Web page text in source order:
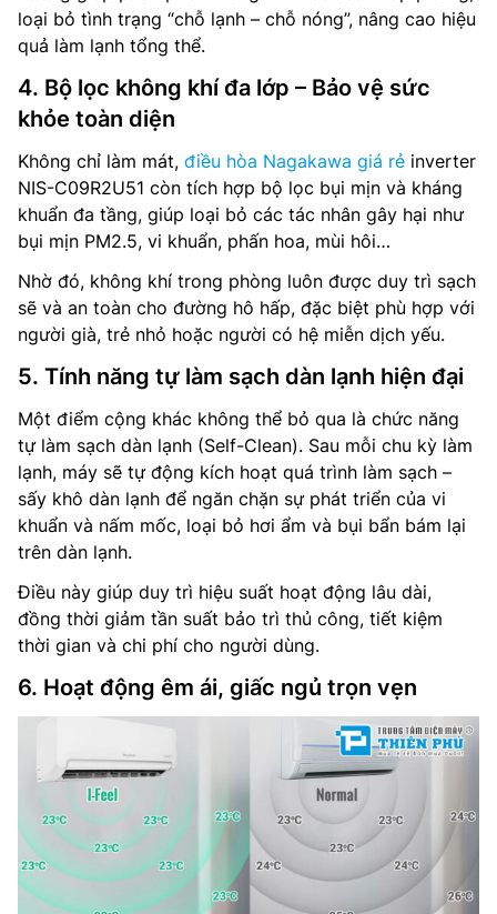
loại bỏ tình trạng “chỗ lạnh – chỗ nóng”, nâng cao hiệu
quả làm lạnh tổng thể.
4. Bộ lọc không khí đa lớp – Bảo vệ sức
khỏe toàn diện
Không chỉ làm mát, điều hòa Nagakawa giá rẻ inverter
NIS-C09R2U51 còn tích hợp bộ lọc bụi mịn và kháng
khuẩn đa tầng, giúp loại bỏ các tác nhân gây hại như
bụi mịn PM2.5, vi khuẩn, phấn hoa, mùi hôi…
Nhờ đó, không khí trong phòng luôn được duy trì sạch
sẽ và an toàn cho đường hô hấp, đặc biệt phù hợp với
người già, trẻ nhỏ hoặc người có hệ miễn dịch yếu.
5. Tính năng tự làm sạch dàn lạnh hiện đại
Một điểm cộng khác không thể bỏ qua là chức năng
tự làm sạch dàn lạnh (Self-Clean). Sau mỗi chu kỳ làm
lạnh, máy sẽ tự động kích hoạt quá trình làm sạch –
sấy khô dàn lạnh để ngăn chặn sự phát triển của vi
khuẩn và nấm mốc, loại bỏ hơi ẩm và bụi bẩn bám lại
trên dàn lạnh.
Điều này giúp duy trì hiệu suất hoạt động lâu dài,
đồng thời giảm tần suất bảo trì thủ công, tiết kiệm
thời gian và chi phí cho người dùng.
6. Hoạt động êm ái, giấc ngủ trọn vẹn